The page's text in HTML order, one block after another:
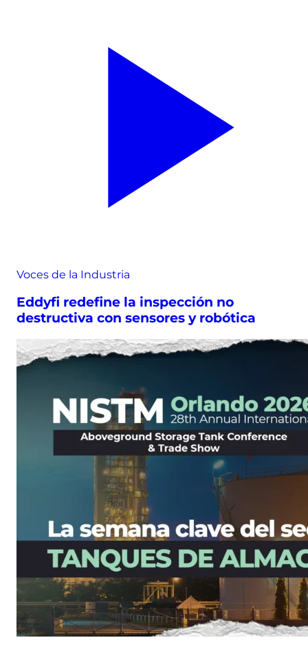
Voces de la Industria
Eddyfi redefine la inspección no
destructiva con sensores y robótica